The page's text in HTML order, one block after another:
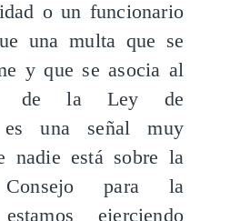
o un funcionario
una multa que se
y que se asocia al
de la Ley de
es una señal muy
nadie está sobre la
para la
ejerciendo